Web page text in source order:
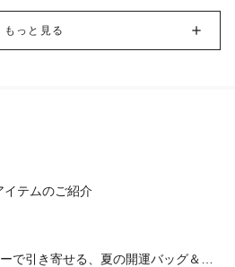
もっと見る
イテムのご紹介
で引き寄せる、夏の開運バッグ＆小